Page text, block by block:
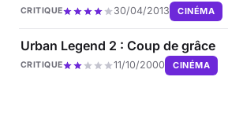
CRITIQUE 30/04/2013 CINÉMA
Urban Legend 2 : Coup de grâce
CRITIQUE 11/10/2000 CINÉMA